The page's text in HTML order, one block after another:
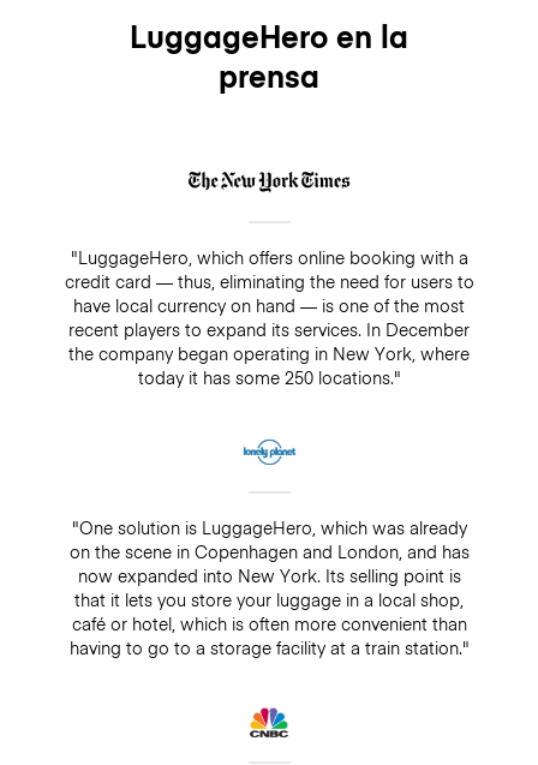
LuggageHero en la
prensa
"LuggageHero, which offers online booking with a
credit card — thus, eliminating the need for users to
have local currency on hand — is one of the most
recent players to expand its services. In December
the company began operating in New York, where
today it has some 250 locations."
"One solution is LuggageHero, which was already
on the scene in Copenhagen and London, and has
now expanded into New York. Its selling point is
that it lets you store your luggage in a local shop,
café or hotel, which is often more convenient than
having to go to a storage facility at a train station."